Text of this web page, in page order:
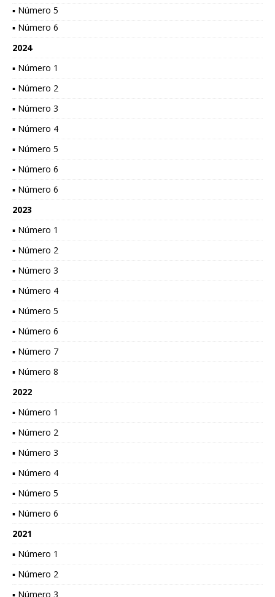
▪ Número 5
▪ Número 6
2024
▪ Número 1
▪ Número 2
▪ Número 3
▪ Número 4
▪ Número 5
▪ Número 6
▪ Número 6
2023
▪ Número 1
▪ Número 2
▪ Número 3
▪ Número 4
▪ Número 5
▪ Número 6
▪ Número 7
▪ Número 8
2022
▪ Número 1
▪ Número 2
▪ Número 3
▪ Número 4
▪ Número 5
▪ Número 6
2021
▪ Número 1
▪ Número 2
▪ Número 3